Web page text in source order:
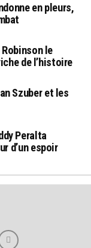
en pleurs,
le
de l’histoire
Szuber et les
Peralta
d’un espoir